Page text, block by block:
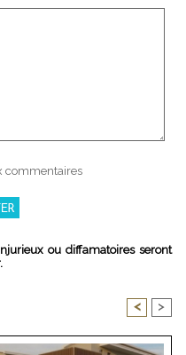
commentaires
ou diffamatoires seront
< >